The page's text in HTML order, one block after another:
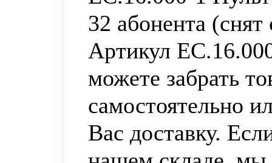
32 абонента (снят
Артикул
можете забрать
самостоятельно
Вас доставку.